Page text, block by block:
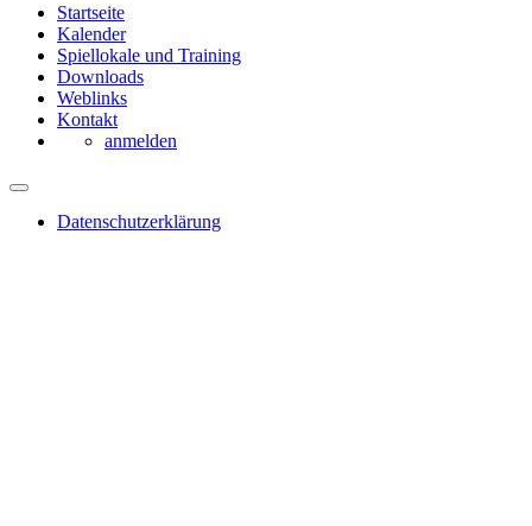
Startseite
Kalender
Spiellokale und Training
Downloads
Weblinks
Kontakt
anmelden
Datenschutzerklärung